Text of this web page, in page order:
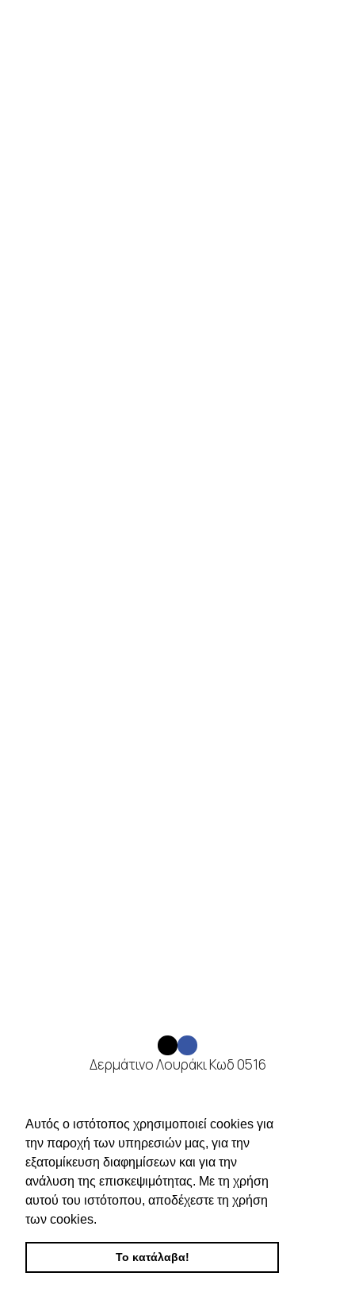
Αυτός ο ιστότοπος χρησιμοποιεί cookies για
την παροχή των υπηρεσιών μας, για την
εξατομίκευση διαφημίσεων και για την
ανάλυση της επισκεψιμότητας. Με τη χρήση
αυτού του ιστότοπου, αποδέχεστε τη χρήση
των cookies.
Το κατάλαβα!
Δερμάτινο Λουράκι Κωδ 0516
ΔΙΑΒΑΣΤΕ ΠΕΡΙΣΣΟΤΕΡΑ
Συνδεθείτε για να δείτε τις τιμές